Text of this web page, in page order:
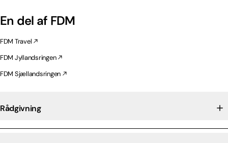
En del af FDM
FDM Travel
FDM Jyllandsringen
FDM Sjællandsringen
Rådgivning